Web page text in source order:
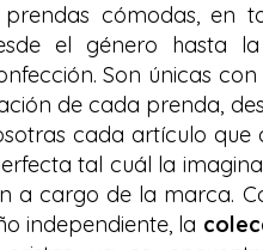
cómodas, en
el género hasta
Son únicas con
de cada prenda,
cada artículo que
tal cuál la
a cargo de la marca.
independiente, la